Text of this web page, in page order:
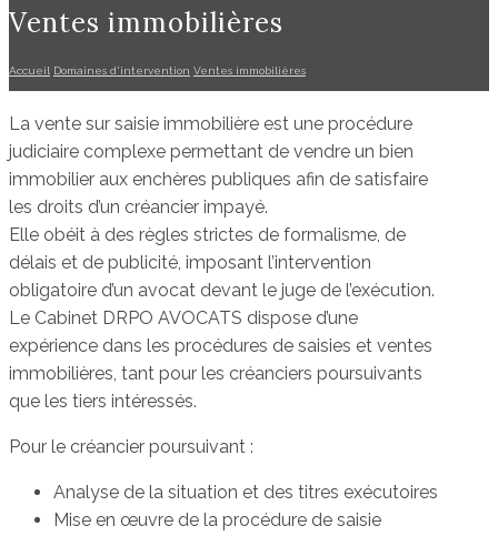
Ventes immobilières
Accueil Domaines d'intervention Ventes immobilières
La vente sur saisie immobilière est une procédure
judiciaire complexe permettant de vendre un bien
immobilier aux enchères publiques afin de satisfaire
les droits d’un créancier impayé.
Elle obéit à des règles strictes de formalisme, de
délais et de publicité, imposant l’intervention
obligatoire d’un avocat devant le juge de l’exécution.
Le Cabinet DRPO AVOCATS dispose d’une
expérience dans les procédures de saisies et ventes
immobilières, tant pour les créanciers poursuivants
que les tiers intéressés.
Pour le créancier poursuivant :
Analyse de la situation et des titres exécutoires
Mise en œuvre de la procédure de saisie